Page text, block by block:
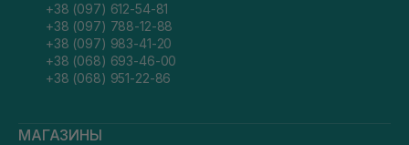
+38 (097) 612-54-81
+38 (097) 788-12-88
+38 (097) 983-41-20
+38 (068) 693-46-00
+38 (068) 951-22-86
МАГАЗИНЫ